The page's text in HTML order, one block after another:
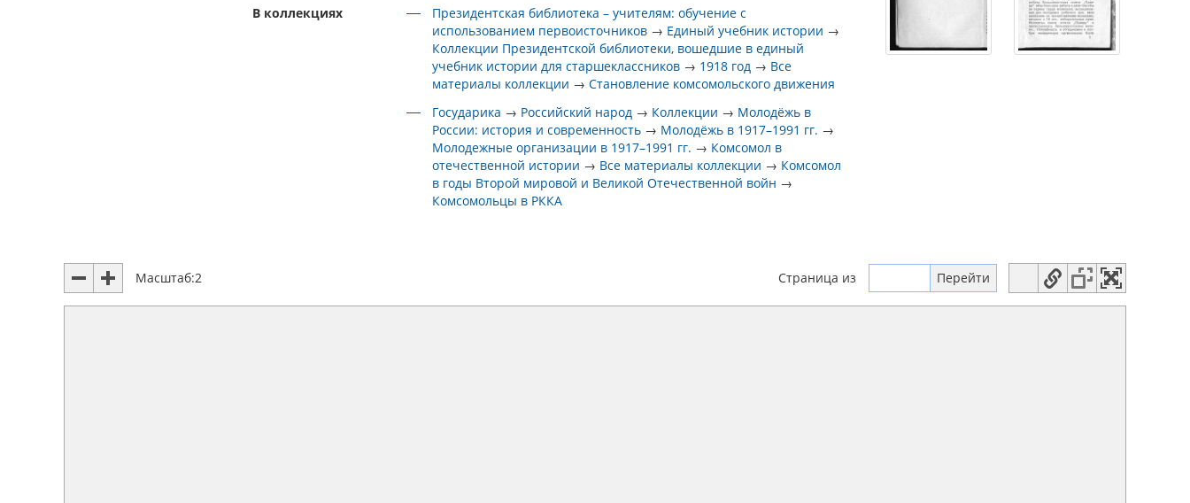
В коллекциях
Президентская библиотека – учителям: обучение с
использованием первоисточников → Единый учебник истории →
Коллекции Президентской библиотеки, вошедшие в единый
учебник истории для старшеклассников → 1918 год → Все
материалы коллекции →Становление комсомольского движения
Государика → Российский народ → Коллекции → Молодёжь в
России: история и современность → Молодёжь в 1917–1991 гг. →
Молодежные организации в 1917–1991 гг. → Комсомол в
отечественной истории → Все материалы коллекции → Комсомол
в годы Второй мировой и Великой Отечественной войн →
Комсомольцы в РККА
Масштаб:2 Страница из